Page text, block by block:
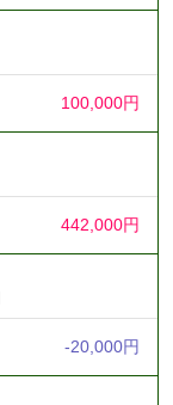
100,000円
442,000円
-20,000円